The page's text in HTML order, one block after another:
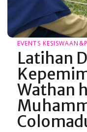
EVENTS
Latihan
Wathan